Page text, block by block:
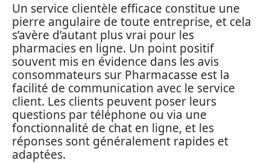
Un service clientèle efficace constitue une
pierre angulaire de toute entreprise, et cela
s’avère d’autant plus vrai pour les
pharmacies en ligne. Un point positif
souvent mis en évidence dans les avis
consommateurs sur Pharmacasse est la
facilité de communication avec le service
client. Les clients peuvent poser leurs
questions par téléphone ou via une
fonctionnalité de chat en ligne, et les
réponses sont généralement rapides et
adaptées.